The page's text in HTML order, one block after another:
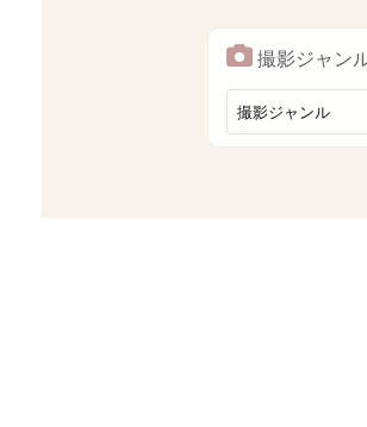
撮影ジャン